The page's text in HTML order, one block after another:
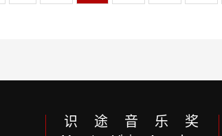
识 途 音 乐 奖